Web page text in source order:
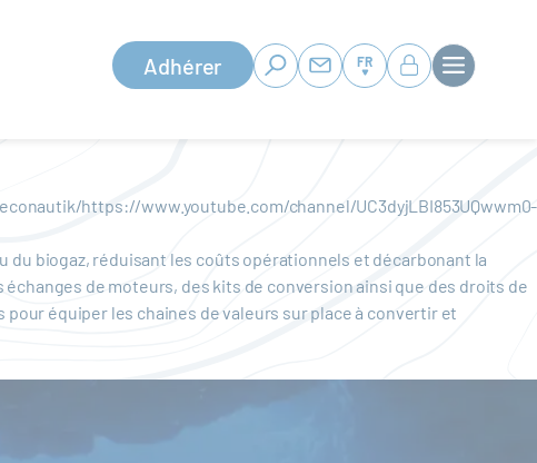
Adhérer FR
https://www.youtube.com/channel/UC3dyjLBI853UQwwm0-
biogaz, réduisant les coûts opérationnels et décarbonant la
de moteurs, des kits de conversion ainsi que des droits de
équiper les chaines de valeurs sur place à convertir et